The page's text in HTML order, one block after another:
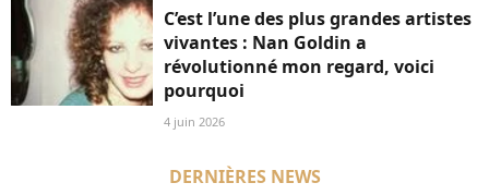
C’est l’une des plus grandes artistes
vivantes : Nan Goldin a
révolutionné mon regard, voici
pourquoi
4 juin 2026
DERNIÈRES NEWS